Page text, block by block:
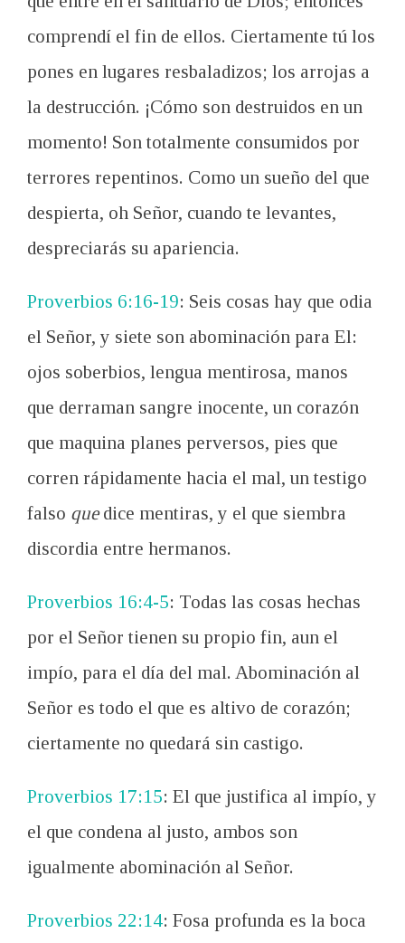
comprendí el fin de ellos. Ciertamente tú los
pones en lugares resbaladizos; los arrojas a
la destrucción. ¡Cómo son destruidos en un
momento! Son totalmente consumidos por
terrores repentinos. Como un sueño del que
despierta, oh Señor, cuando te levantes,
despreciarás su apariencia.
Proverbios 6:16-19: Seis cosas hay que odia
el Señor, y siete son abominación para El:
ojos soberbios, lengua mentirosa, manos
que derraman sangre inocente, un corazón
que maquina planes perversos, pies que
corren rápidamente hacia el mal, un testigo
falso quedice mentiras, y el que siembra
discordia entre hermanos.
Proverbios 16:4-5: Todas las cosas hechas
por el Señor tienen su propio fin, aun el
impío, para el día del mal. Abominación al
Señor es todo el que es altivo de corazón;
ciertamente no quedará sin castigo.
Proverbios 17:15: El que justifica al impío, y
el que condena al justo, ambos son
igualmente abominación al Señor.
Proverbios 22:14: Fosa profunda es la boca